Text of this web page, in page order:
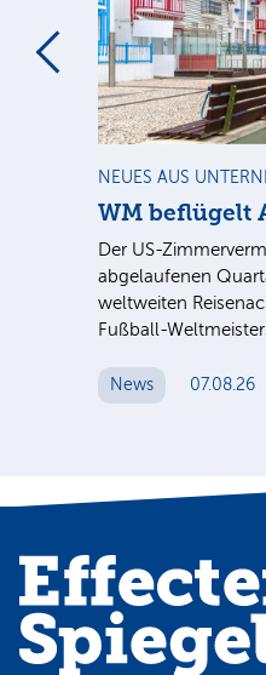
NEUES AUS
WM beflügelt
Der US-
abgelaufenen
weltweiten
Fußball-
News 07.08.26